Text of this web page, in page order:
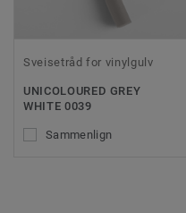
Sveisetråd for vinylgulv
UNICOLOURED GREY
WHITE 0039
Sammenlign